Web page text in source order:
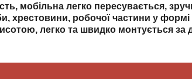
мобільна легко пересувається,
хрестовини, робочої частини у
легко та швидко монтується за